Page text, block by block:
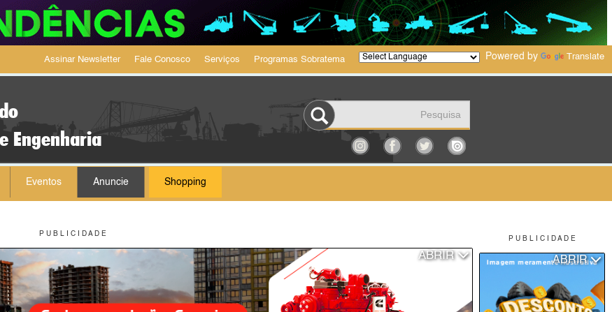
P U B L I C I D A D E
ABRIR
Assinar Newsletter Fale Conosco Serviços Programas Sobratema Powered by Translate
Engenharia
Eventos Anuncie Shopping
P U B L I C I D A D E
ABRIR